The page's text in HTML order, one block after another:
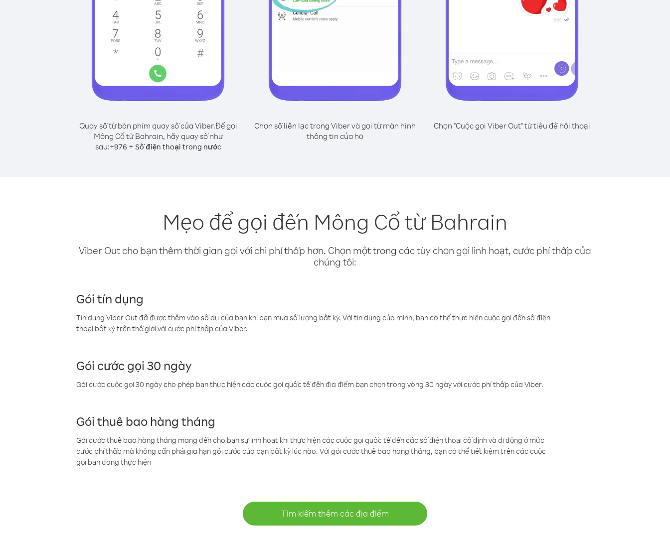
Quay số từ bàn phím quay số của Viber.Để gọi
Mông Cổ từ Bahrain, hãy quay số như
sau:+976 + Số điện thoại trong nước
Chọn số liên lạc trong Viber và gọi từ màn hình
thông tin của họ
Chọn "Cuộc gọi Viber Out" từ tiêu đề hội thoại
Mẹo để gọi đến Mông Cổ từ Bahrain
Viber Out cho bạn thêm thời gian gọi với chi phí thấp hơn. Chọn một trong các tùy chọn gọi linh hoạt, cước phí thấp của
chúng tôi:
Gói tín dụng
Tín dụng Viber Out đã được thêm vào số dư của bạn khi bạn mua số lượng bất kỳ. Với tín dụng của mình, bạn có thể thực hiện cuộc gọi đến số điện
thoại bất kỳ trên thế giới với cước phí thấp của Viber.
Gói cước gọi 30 ngày
Gói cước cuộc gọi 30 ngày cho phép bạn thực hiện các cuộc gọi quốc tế đến địa điểm bạn chọn trong vòng 30 ngày với cước phí thấp của Viber.
Gói thuê bao hàng tháng
Gói cước thuê bao hàng tháng mang đến cho bạn sự linh hoạt khi thực hiện các cuộc gọi quốc tế đến các số điện thoại cố định và di động ở mức
cước phí thấp mà không cần phải gia hạn gói cước của bạn bất kỳ lúc nào. Với gói cước thuê bao hàng tháng, bạn có thể tiết kiệm trên các cuộc
gọi bạn đang thực hiện
Tìm kiếm thêm các địa điểm